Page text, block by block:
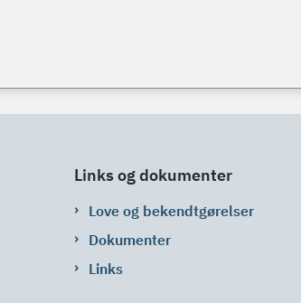
Links og dokumenter
Love og bekendtgørelser
Dokumenter
Links